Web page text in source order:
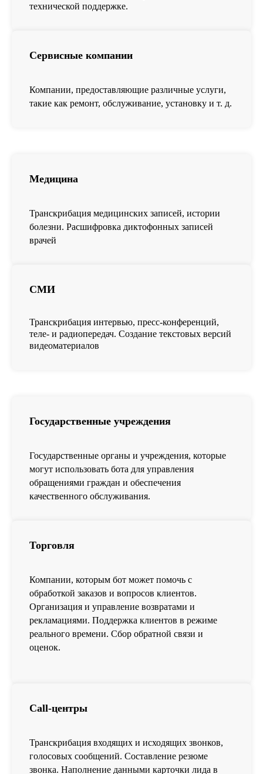
технической поддержке.
Сервисные компании
Компании, предоставляющие различные услуги,
такие как ремонт, обслуживание, установку и т. д.
Медицина
Транскрибация медицинских записей, истории
болезни. Расшифровка диктофонных записей
врачей
СМИ
Транскрибация интервью, пресс-конференций,
теле- и радиопередач. Создание текстовых версий
видеоматериалов
Государственные учреждения
Государственные органы и учреждения, которые
могут использовать бота для управления
обращениями граждан и обеспечения
качественного обслуживания.
Торговля
Компании, которым бот может помочь с
обработкой заказов и вопросов клиентов.
Организация и управление возвратами и
рекламациями. Поддержка клиентов в режиме
реального времени. Сбор обратной связи и
оценок.
Call-центры
Транскрибация входящих и исходящих звонков,
голосовых сообщений. Составление резюме
звонка. Наполнение данными карточки лида в